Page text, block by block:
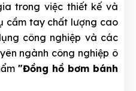
trong việc thiết kế và
cầm tay chất lượng cao
công nghiệp và các
ngành công nghiệp ô
"Đồng hồ bơm bánh